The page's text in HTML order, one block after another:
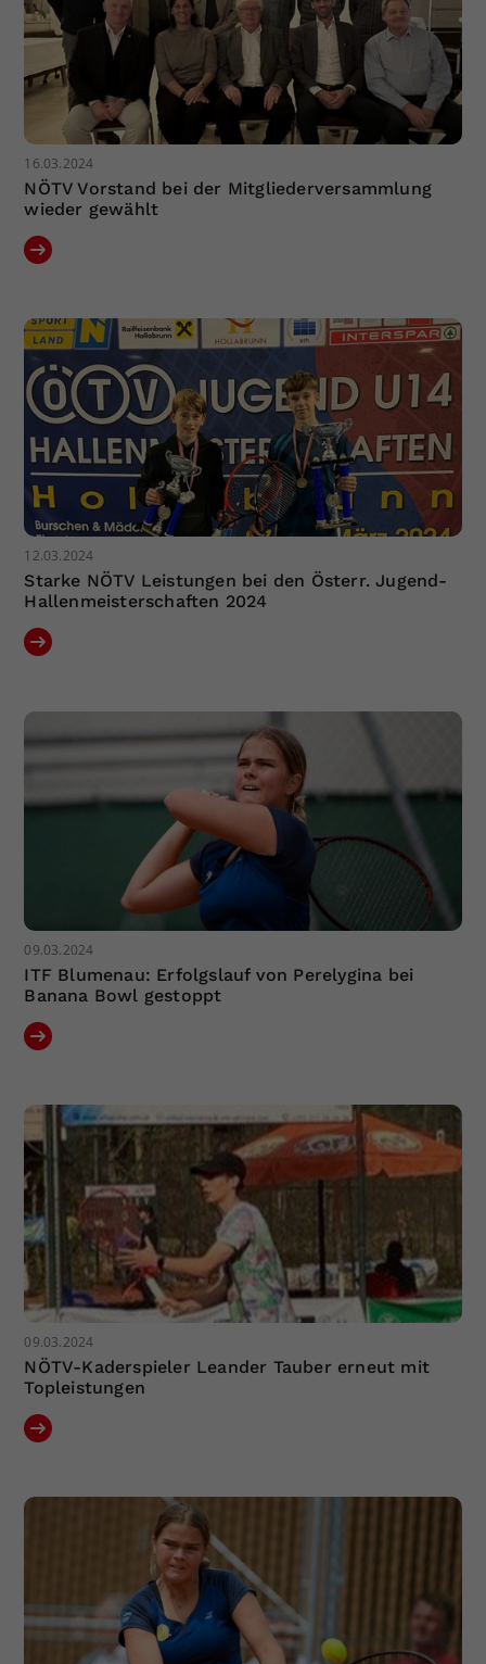
16.03.2024
NÖTV Vorstand bei der Mitgliederversammlung
wieder gewählt
12.03.2024
Starke NÖTV Leistungen bei den Österr. Jugend-
Hallenmeisterschaften 2024
09.03.2024
ITF Blumenau: Erfolgslauf von Perelygina bei
Banana Bowl gestoppt
09.03.2024
NÖTV-Kaderspieler Leander Tauber erneut mit
Topleistungen